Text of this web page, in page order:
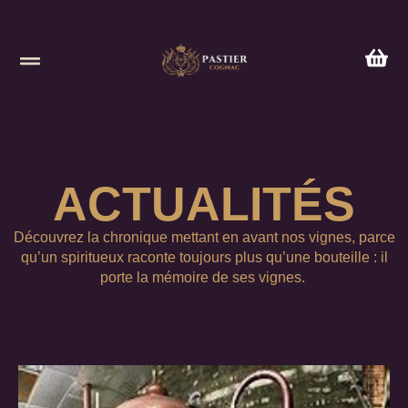
ACTUALITÉS
Découvrez la chronique mettant en avant nos vignes, parce
qu’un spiritueux raconte toujours plus qu’une bouteille : il
porte la mémoire de ses vignes.